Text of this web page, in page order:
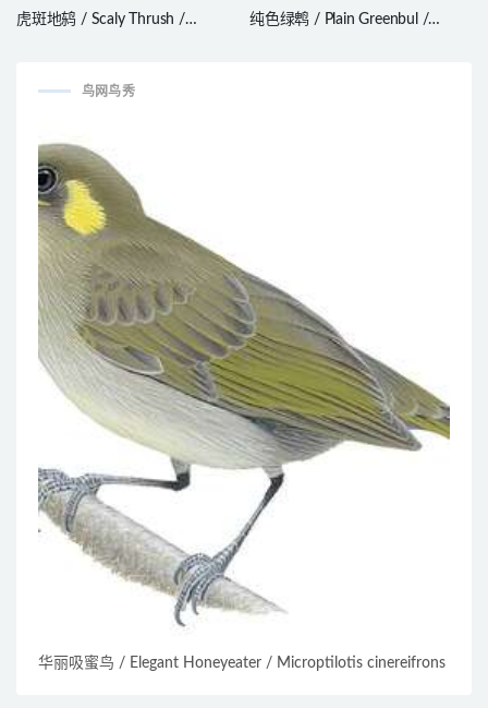
虎斑地鸫 / Scaly Thrush /
纯色绿鹎 / Plain Greenbul /
鸟网鸟秀
华丽吸蜜鸟 / Elegant Honeyeater / Microptilotis cinereifrons